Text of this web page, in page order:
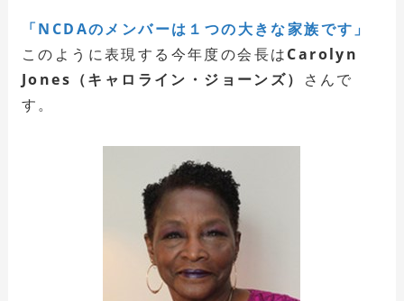
「NCDAのメンバーは１つの大きな家族です」
このように表現する今年度の会長はCarolyn
Jones（キャロライン・ジョーンズ）
さんで
す。